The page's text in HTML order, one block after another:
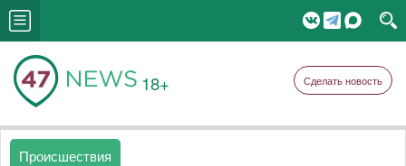
18+ Сделать новость
Происшествия